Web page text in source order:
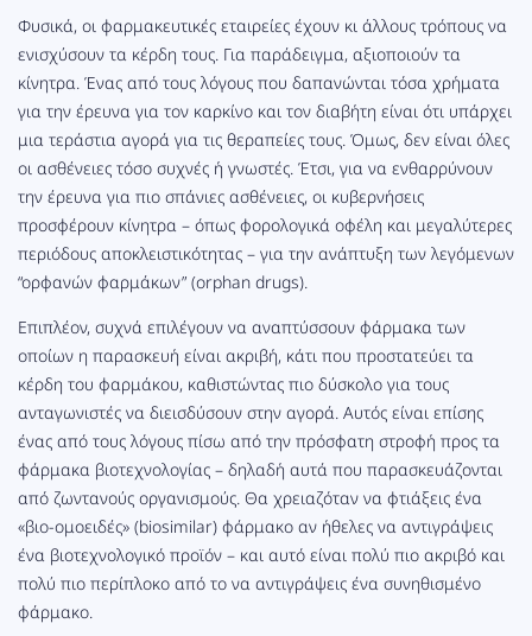
Φυσικά, οι φαρμακευτικές εταιρείες έχουν κι άλλους τρόπους να
ενισχύσουν τα κέρδη τους. Για παράδειγμα, αξιοποιούν τα
κίνητρα. Ένας από τους λόγους που δαπανώνται τόσα χρήματα
για την έρευνα για τον καρκίνο και τον διαβήτη είναι ότι υπάρχει
μια τεράστια αγορά για τις θεραπείες τους. Όμως, δεν είναι όλες
οι ασθένειες τόσο συχνές ή γνωστές. Έτσι, για να ενθαρρύνουν
την έρευνα για πιο σπάνιες ασθένειες, οι κυβερνήσεις
προσφέρουν κίνητρα – όπως φορολογικά οφέλη και μεγαλύτερες
περιόδους αποκλειστικότητας – για την ανάπτυξη των λεγόμενων
“ορφανών φαρμάκων” (orphan drugs).
Επιπλέον, συχνά επιλέγουν να αναπτύσσουν φάρμακα των
οποίων η παρασκευή είναι ακριβή, κάτι που προστατεύει τα
κέρδη του φαρμάκου, καθιστώντας πιο δύσκολο για τους
ανταγωνιστές να διεισδύσουν στην αγορά. Αυτός είναι επίσης
ένας από τους λόγους πίσω από την πρόσφατη στροφή προς τα
φάρμακα βιοτεχνολογίας – δηλαδή αυτά που παρασκευάζονται
από ζωντανούς οργανισμούς. Θα χρειαζόταν να φτιάξεις ένα
«βιο-ομοειδές» (biosimilar) φάρμακο αν ήθελες να αντιγράψεις
ένα βιοτεχνολογικό προϊόν – και αυτό είναι πολύ πιο ακριβό και
πολύ πιο περίπλοκο από το να αντιγράψεις ένα συνηθισμένο
φάρμακο.